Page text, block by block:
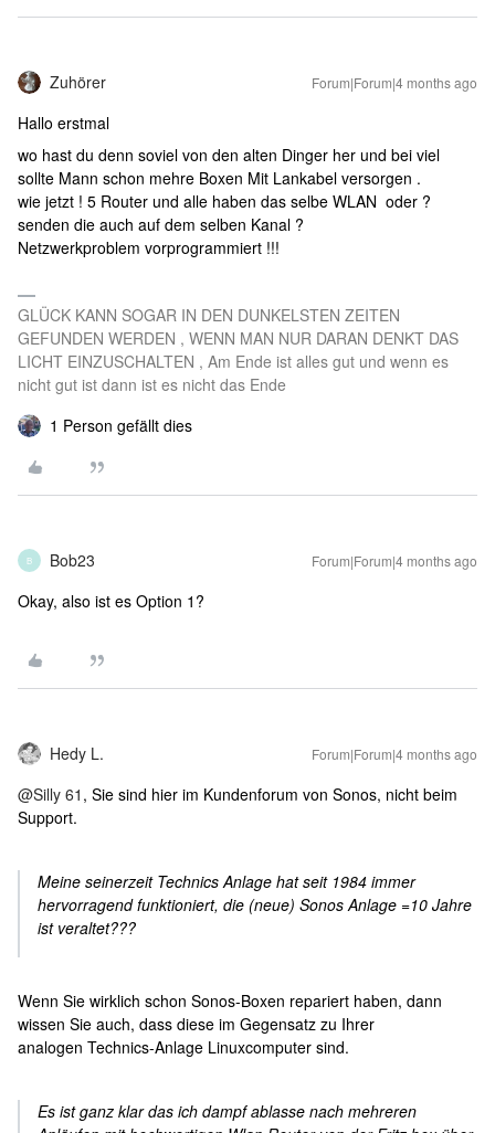
Zuhörer Forum|Forum|4 months ago
Hallo erstmal
wo hast du denn soviel von den alten Dinger her und bei viel
sollte Mann schon mehre Boxen Mit Lankabel versorgen .
wie jetzt ! 5 Router und alle haben das selbe WLAN oder ?
senden die auch auf dem selben Kanal ?
Netzwerkproblem vorprogrammiert !!!
GLÜCK KANN SOGAR IN DEN DUNKELSTEN ZEITEN
GEFUNDEN WERDEN , WENN MAN NUR DARAN DENKT DAS
LICHT EINZUSCHALTEN , Am Ende ist alles gut und wenn es
nicht gut ist dann ist es nicht das Ende
1 Person gefällt dies
B Bob23 Forum|Forum|4 months ago
Okay, also ist es Option 1?
Hedy L. Forum|Forum|4 months ago
@Silly 61 , Sie sind hier im Kundenforum von Sonos, nicht beim
Support.
Meine seinerzeit Technics Anlage hat seit 1984 immer
hervorragend funktioniert, die (neue) Sonos Anlage =10 Jahre
ist veraltet???
Wenn Sie wirklich schon Sonos-Boxen repariert haben, dann
wissen Sie auch, dass diese im Gegensatz zu Ihrer
analogen Technics-Anlage Linuxcomputer sind.
Es ist ganz klar das ich dampf ablasse nach mehreren